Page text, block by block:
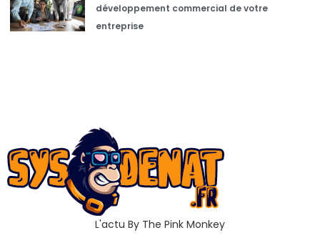
développement commercial de votre
entreprise
L'actu By The Pink Monkey